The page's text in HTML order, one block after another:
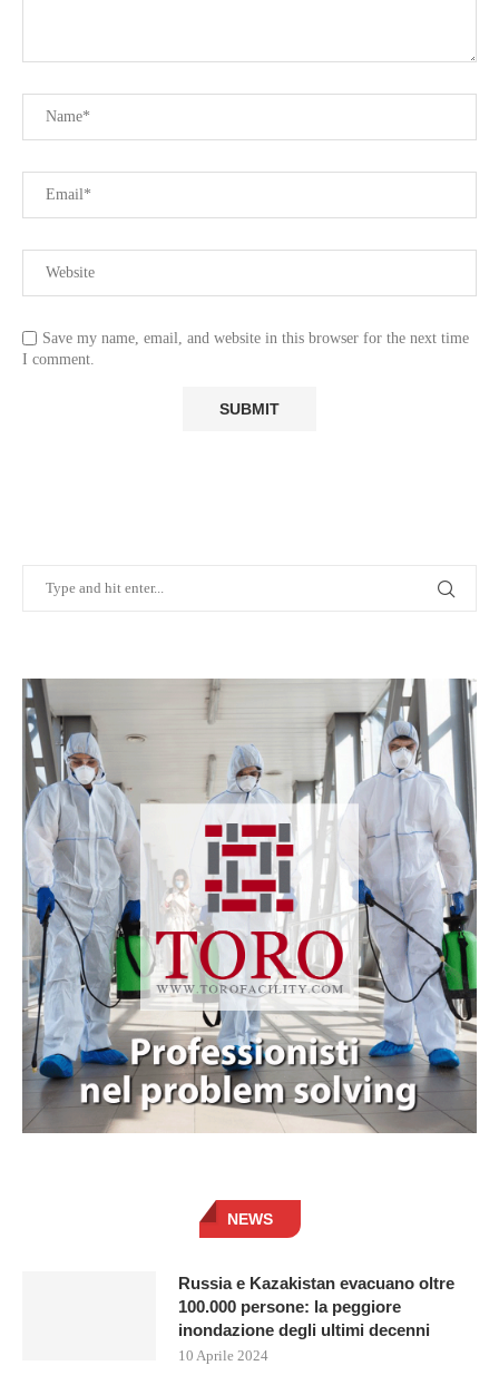
Save my name, email, and website in this browser for the next time
I comment.
NEWS
Russia e Kazakistan evacuano oltre
100.000 persone: la peggiore
inondazione degli ultimi decenni
10 Aprile 2024